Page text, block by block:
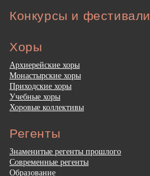
Конкурсы и фестивали
Хоры
Архиерейские хоры
Монастырские хоры
Приходские хоры
Учебные хоры
Хоровые коллективы
Регенты
Знаменитые регенты прошлого
Современные регенты
Образование